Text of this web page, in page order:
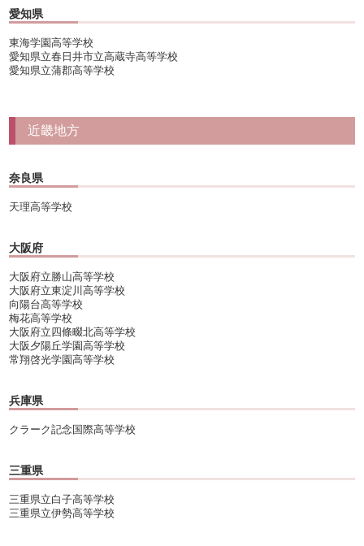
愛知県
東海学園高等学校
愛知県立春日井市立高蔵寺高等学校
愛知県立蒲郡高等学校
近畿地方
奈良県
天理高等学校
大阪府
大阪府立勝山高等学校
大阪府立東淀川高等学校
向陽台高等学校
梅花高等学校
大阪府立四條畷北高等学校
大阪夕陽丘学園高等学校
常翔啓光学園高等学校
兵庫県
クラーク記念国際高等学校
三重県
三重県立白子高等学校
三重県立伊勢高等学校